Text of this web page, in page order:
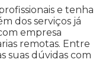
e tenha
dos serviços já
empresa
remotas. Entre
suas dúvidas com